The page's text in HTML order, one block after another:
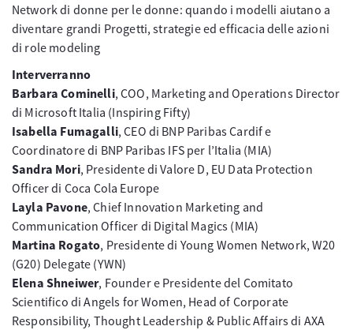
Network di donne per le donne: quando i modelli aiutano a
diventare grandi Progetti, strategie ed efficacia delle azioni
di role modeling
Interverranno
Barbara Cominelli, COO, Marketing and Operations Director
di Microsoft Italia (Inspiring Fifty)
Isabella Fumagalli, CEO di BNP Paribas Cardif e
Coordinatore di BNP Paribas IFS per l’Italia (MIA)
Sandra Mori, Presidente di Valore D, EU Data Protection
Officer di Coca Cola Europe
Layla Pavone, Chief Innovation Marketing and
Communication Officer di Digital Magics (MIA)
Martina Rogato, Presidente di Young Women Network, W20
(G20) Delegate (YWN)
Elena Shneiwer, Founder e Presidente del Comitato
Scientifico di Angels for Women, Head of Corporate
Responsibility, Thought Leadership & Public Affairs di AXA